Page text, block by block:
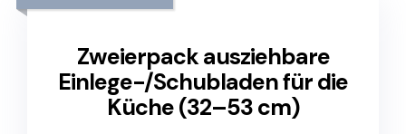
Zweierpack ausziehbare
Einlege-/Schubladen für die
Küche (32–53 cm)